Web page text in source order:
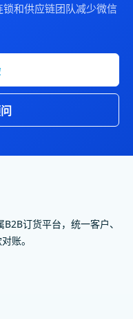
和供应链团队减少微信
订货平台，统一客户、
账。